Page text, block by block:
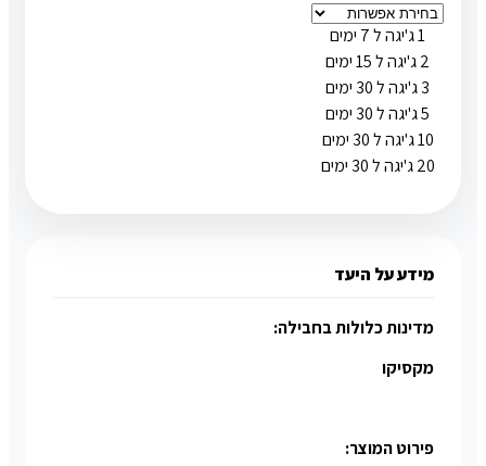
1 ג'יגה ל 7 ימים
2 ג'יגה ל 15 ימים
3 ג'יגה ל 30 ימים
5 ג'יגה ל 30 ימים
10 ג'יגה ל 30 ימים
20 ג'יגה ל 30 ימים
מידע על היעד
מדינות כלולות בחבילה:
מקסיקו
פירוט המוצר: